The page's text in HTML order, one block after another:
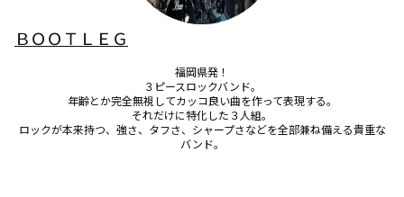
ＢＯＯＴＬＥＧ
福岡県発！
３ピースロックバンド。
年齢とか完全無視してカッコ良い曲を作って表現する。
それだけに特化した３人組。
ロックが本来持つ、強さ、タフさ、シャープさなどを全部兼ね備える貴重な
バンド。